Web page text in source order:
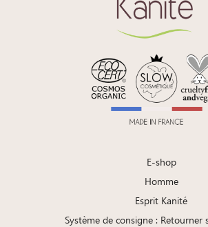
E-shop
Homme
Esprit Kanité
Système de consigne : Retourner